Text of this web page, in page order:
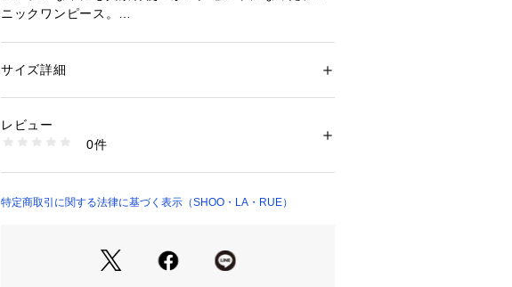
ニックワンピース。
素材の落ち感を活かしたリラクシーなシルエットです。
【スタイリング】
ヒップから太ももをすっぽり隠す丈なので、ボトムはパ
ただくとすっきり見えに。
性別：レディース
生産国：インドネシア製
1600500019855
サイズ詳細
レビュー
0件
特定商取引に関する法律に基づく表示（SHOO・LA・RUE）